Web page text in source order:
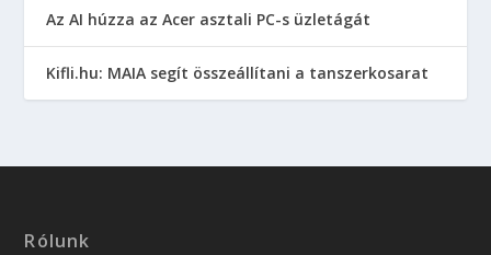
Az AI húzza az Acer asztali PC-s üzletágát
Kifli.hu: MAIA segít összeállítani a tanszerkosarat
Rólunk